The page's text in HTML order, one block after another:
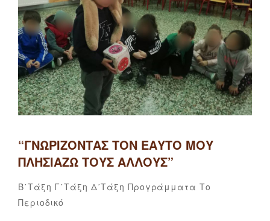
“ΓΝΩΡΊΖΟΝΤΑΣ ΤΟΝ ΕΑΥΤΌ ΜΟΥ
ΠΛΗΣΙΆΖΩ ΤΟΥΣ ΆΛΛΟΥΣ”
Categories
Β΄τάξη Γ΄τάξη Δ΄τάξη Προγράμματα Το
ΠεριοδικόΒάλια-